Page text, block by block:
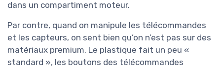
dans un compartiment moteur.
Par contre, quand on manipule les télécommandes
et les capteurs, on sent bien qu’on n’est pas sur des
matériaux premium. Le plastique fait un peu «
standard », les boutons des télécommandes